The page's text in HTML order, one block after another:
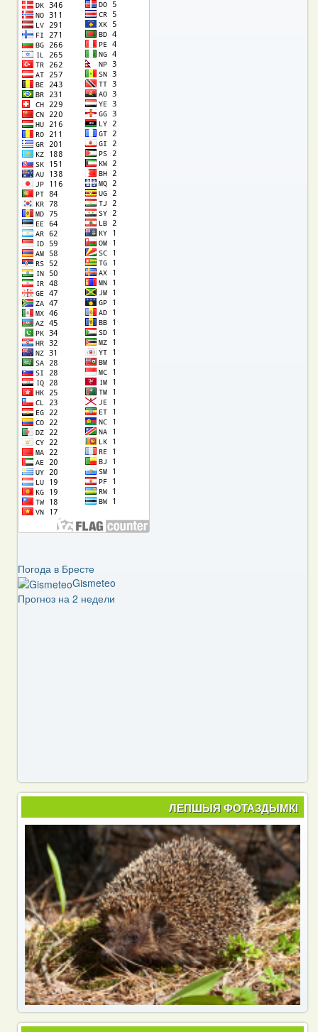
Погода в Бресте
Gismeteo
Прогноз на 2 недели
ЛЕПШЫЯ ФОТАЗДЫМКІ